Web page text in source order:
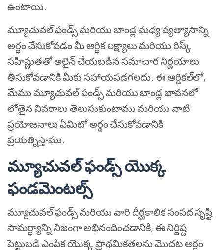
ఉంటాయి.
మ్యూచువల్ ఫండ్స్ మరియు బాండ్ల మధ్య వ్యత్యాసాన్ని
అర్థం చేసుకోవడం మీ ఆర్థిక లక్ష్యాలు మరియు రిస్క్
సహిష్ణుతతో అలైన్ చేయబడిన సమాచార నిర్ణయాలు
తీసుకోవడానికి మీకు సహాయపడగలదు. ఈ ఆర్టికల్‌లో,
మేము మ్యూచువల్ ఫండ్స్ మరియు బాండ్ల భావనలో
లోతైన వివరాలు తెలుసుకుంటాము మరియు వాటి
ప్రయోజనాలు ఏమిటో అర్థం చేసుకోవడానికి
ప్రయత్నిస్తాము.
మ్యూచువల్ ఫండ్స్ యొక్క
ఫండమెంటల్స్
మ్యూచువల్ ఫండ్స్ మరియు వారి దీర్ఘకాలిక సంపద సృష్టి
సామర్థ్యాన్ని నిజంగా అభినందించడానికి, ఈ నిర్దిష్ట
పెట్టుబడి ఎంపిక యొక్క ప్రాథమికతలను మొదట అర్థం